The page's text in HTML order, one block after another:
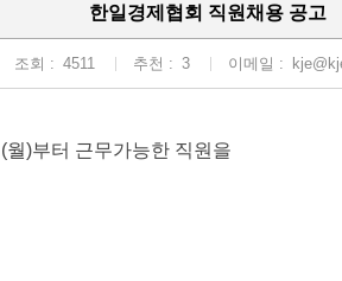
한일경제협회 직원채용 공고
조회 : 4511 추천 : 3 이메일 :
(월)부터 근무가능한 직원을